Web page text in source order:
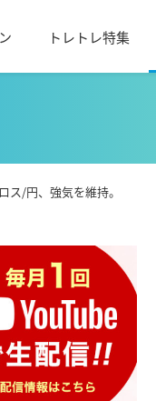
トレトレ特集
/円、強気を維持。